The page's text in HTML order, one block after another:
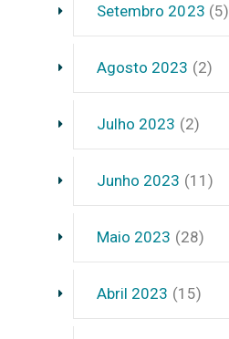
Setembro 2023 (5)
Agosto 2023 (2)
Julho 2023 (2)
Junho 2023 (11)
Maio 2023 (28)
Abril 2023 (15)